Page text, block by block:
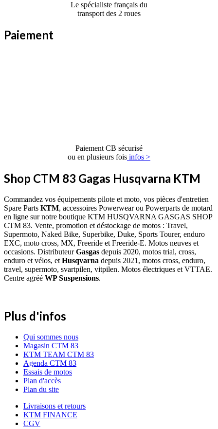
Le spécialiste français du
transport des 2 roues
Paiement
Paiement CB sécurisé
ou en plusieurs fois infos >
Shop CTM 83 Gagas Husqvarna KTM
Commandez vos équipements pilote et moto, vos pièces d'entretien
Spare Parts KTM, accessoires Powerwear ou Powerparts de motard
en ligne sur notre boutique KTM HUSQVARNA GASGAS SHOP
CTM 83. Vente, promotion et déstockage de motos : Travel,
Supermoto, Naked Bike, Superbike, Duke, Sports Tourer, enduro
EXC, moto cross, MX, Freeride et Freeride-E. Motos neuves et
occasions. DistributeurGasgas depuis 2020, motos trial, cross,
enduro et vélos, et Husqvarna depuis 2021, motos cross, enduro,
travel, supermoto, svartpilen, vitpilen. Motos électriques et VTTAE.
Centre agréé WP Suspensions.
Plus d'infos
Qui sommes nous
Magasin CTM 83
KTM TEAM CTM 83
Agenda CTM 83
Essais de motos
Plan d'accès
Plan du site
Livraisons et retours
KTM FINANCE
CGV